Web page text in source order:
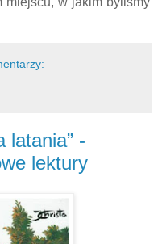
latania” -
lektury